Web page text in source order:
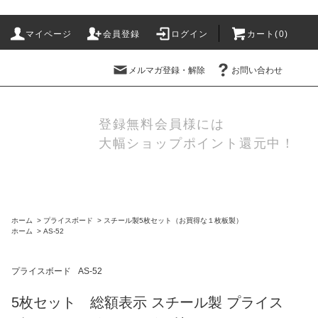
マイページ 会員登録 ログイン カート(0)
メルマガ登録・解除 お問い合わせ
登録無料会員様には
大幅ショップポイント還元中！
ホーム > プライスボード > スチール製5枚セット（お買得な１枚板製）
ホーム
> AS-52
プライスボード AS-52
5枚セット 総額表示 スチール製 プライス